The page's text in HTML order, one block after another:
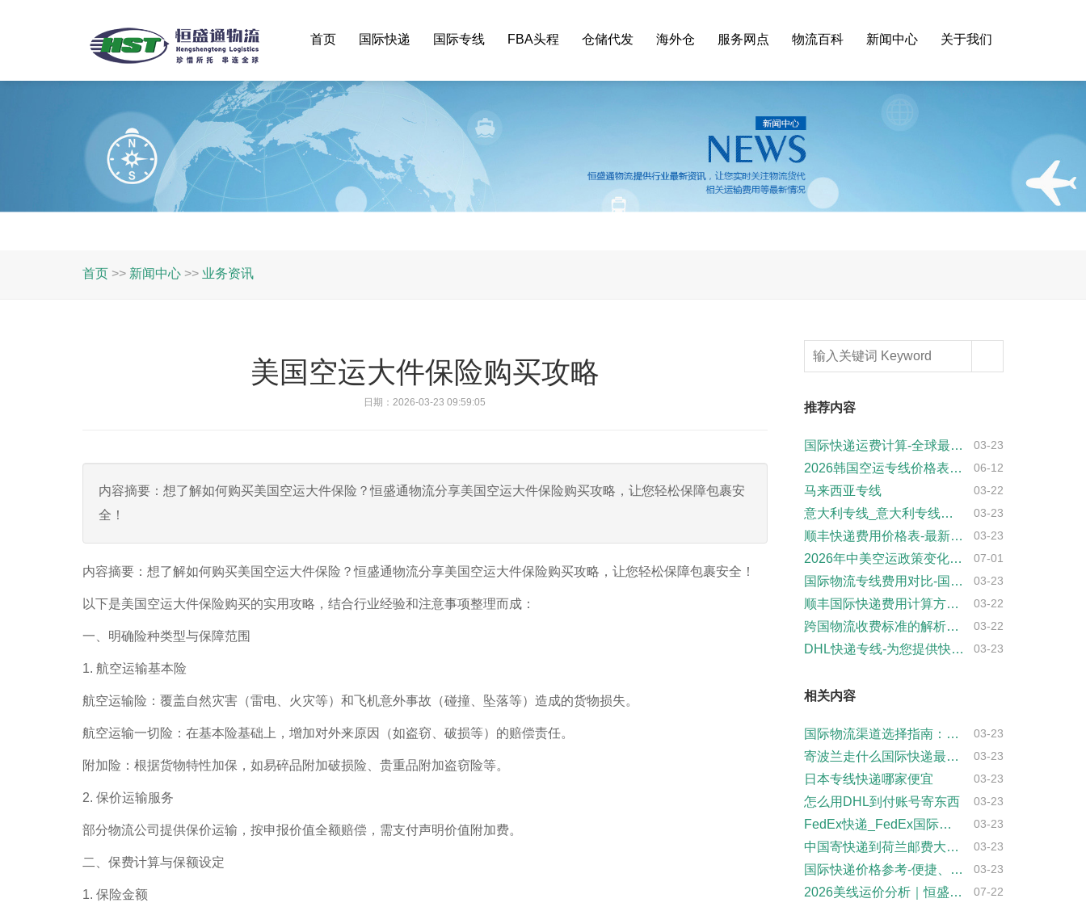
首页 国际快递 国际专线 FBA头程 仓储代发 海外仓 服务网点 物流百科 新闻中心 关于我们
首页 >> 新闻中心 >> 业务资讯
美国空运大件保险购买攻略
日期：2026-03-23 09:59:05
内容摘要：想了解如何购买美国空运大件保险？恒盛通物流分享美国空运大件保险购买攻略，让您轻松保障包裹安
全！
内容摘要：想了解如何购买美国空运大件保险？恒盛通物流分享美国空运大件保险购买攻略，让您轻松保障包裹安全！
以下是美国空运大件保险购买的实用攻略，结合行业经验和注意事项整理而成：
一、明确险种类型与保障范围
1. 航空运输基本险
航空运输险：覆盖自然灾害（雷电、火灾等）和飞机意外事故（碰撞、坠落等）造成的货物损失。
航空运输一切险：在基本险基础上，增加对外来原因（如盗窃、破损等）的赔偿责任。
附加险：根据货物特性加保，如易碎品附加破损险、贵重品附加盗窃险等。
2. 保价运输服务
部分物流公司提供保价运输，按申报价值全额赔偿，需支付声明价值附加费。
二、保费计算与保额设定
1. 保险金额
推荐内容
国际快递运费计算-全球最佳报价 03-23
2026韩国空运专线价格表_中韩物流收费··· 06-12
马来西亚专线 03-22
意大利专线_意大利专线物流_深圳到意大利··· 03-23
顺丰快递费用价格表-最新报价及查询 03-23
2026年中美空运政策变化及应对｜CBP··· 07-01
国际物流专线费用对比-国际物流费用查询及··· 03-23
顺丰国际快递费用计算方法-如何准确计算顺··· 03-22
跨国物流收费标准的解析与优化指南 03-22
DHL快递专线-为您提供快速安全的国际快··· 03-23
相关内容
国际物流渠道选择指南：如何省钱？ 03-23
寄波兰走什么国际快递最便宜-专业国际快递··· 03-23
日本专线快递哪家便宜 03-23
怎么用DHL到付账号寄东西 03-23
FedEx快递_FedEx国际快递_Fe··· 03-23
中国寄快递到荷兰邮费大概是多少-快递服务··· 03-23
国际快递价格参考-便捷、准确的国际快递报··· 03-23
2026美线运价分析｜恒盛通物流中美空运··· 07-22